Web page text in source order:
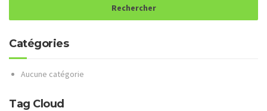
Catégories
Aucune catégorie
Tag Cloud